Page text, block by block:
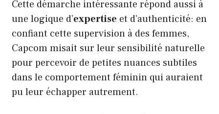
Cette démarche intéressante répond aussi à
une logique d’expertise et d’authenticité: en
confiant cette supervision à des femmes,
Capcom misait sur leur sensibilité naturelle
pour percevoir de petites nuances subtiles
dans le comportement féminin qui auraient
pu leur échapper autrement.